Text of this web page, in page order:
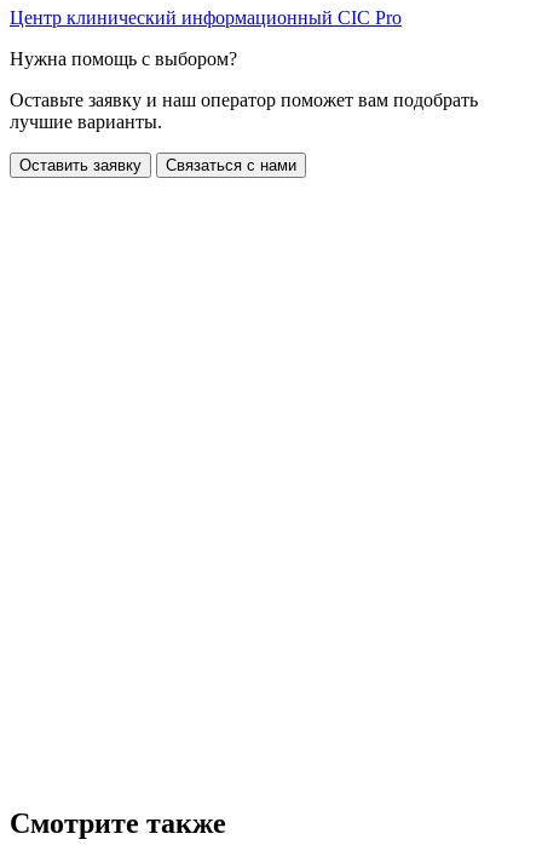
Центр клинический информационный CIC Pro
Нужна помощь с выбором?
Оставьте заявку и наш оператор поможет вам подобрать
лучшие варианты.
Оставить заявку Связаться с нами
Смотрите также